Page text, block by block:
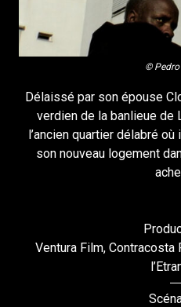
©
Délaissé par son épouse
verdien de la banlieue de
l’ancien quartier délabré
son nouveau logement
Ventura Film,